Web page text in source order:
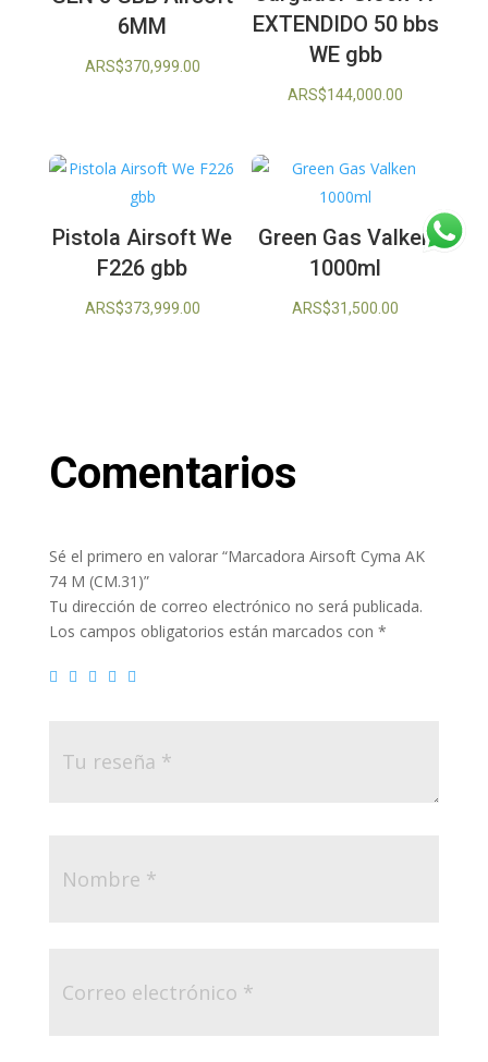
6MM
ARS$370,999.00
EXTENDIDO 50 bbs
WE gbb
ARS$144,000.00
Pistola Airsoft We
F226 gbb
ARS$373,999.00
Green Gas Valken
1000ml
ARS$31,500.00
Comentarios
Sé el primero en valorar “Marcadora Airsoft Cyma AK
74 M (CM.31)”
Tu dirección de correo electrónico no será publicada.
Los campos obligatorios están marcados con *